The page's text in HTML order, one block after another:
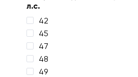
л.с.
42
45
47
48
49